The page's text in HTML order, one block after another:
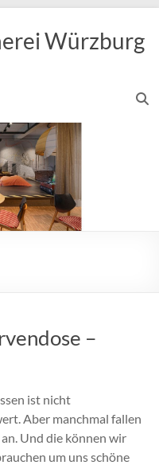
Würzburg
–
ist nicht
Aber manchmal fallen
Und die können wir
um uns schöne